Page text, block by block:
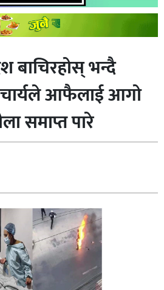
बाचिरहोस् भन्दै
आफैलाई आगो
समाप्त पारे